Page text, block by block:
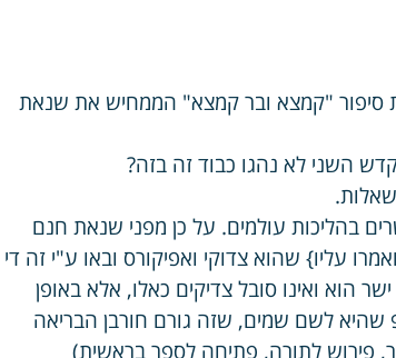
סיפור "קמצא ובר קמצא" הממחיש את שנאת
השני לא נהגו כבוד זה בזה?
בהליכות עולמים. על כן מפני שנאת חנם
עליו} שהוא צדוקי ואפיקורס ובאו ע"י זה די
ואינו סובל צדיקים כאלו, אלא באופן
שהיא לשם שמים, שזה גורם חורבן הבריאה
פירוש לתורה, פתיחה לספר בראשית)